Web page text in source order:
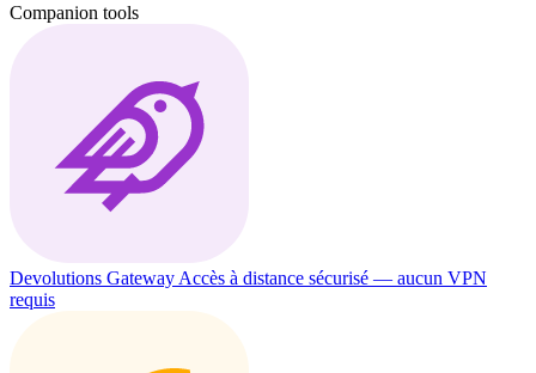
Companion tools
Devolutions Gateway Accès à distance sécurisé — aucun VPN
requis